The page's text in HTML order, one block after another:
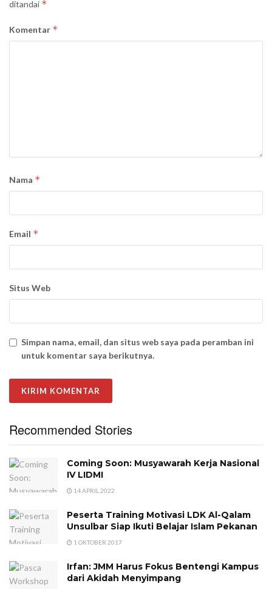
ditandai *
Komentar *
Nama *
Email *
Situs Web
Simpan nama, email, dan situs web saya pada peramban ini
untuk komentar saya berikutnya.
Recommended Stories
Coming Soon: Musyawarah Kerja Nasional
IV LIDMI
14 APRIL 2022
Peserta Training Motivasi LDK Al-Qalam
Unsulbar Siap Ikuti Belajar Islam Pekanan
1 OKTOBER 2017
Irfan: JMM Harus Fokus Bentengi Kampus
dari Akidah Menyimpang